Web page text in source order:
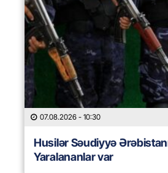
07.08.2026 - 10:30
Husilər Səudiyyə
Yaralananlar var